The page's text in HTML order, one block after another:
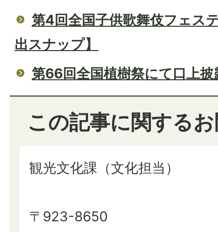
第4回全国子供歌舞伎フェス
出スナップ】
第66回全国植樹祭にて口上披
この記事に関する
観光文化課（文化担当）
〒923-8650